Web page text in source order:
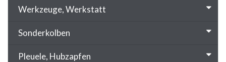
Werkzeuge, Werkstatt
Sonderkolben
Pleuele, Hubzapfen